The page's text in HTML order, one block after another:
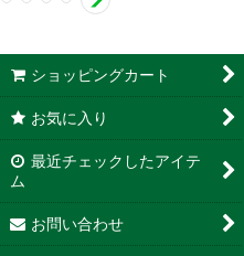
ショッピングカート
お気に入り
最近チェックしたアイテ
ム
お問い合わせ